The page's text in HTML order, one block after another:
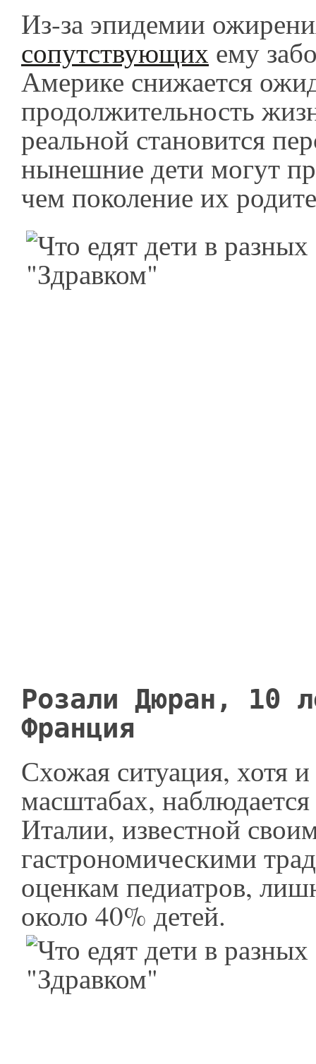
Из-за эпидемии
сопутствующих ему
Америке снижается
продолжительность
реальной становится
нынешние дети могут
чем поколение их
Розали Дюран, 10
Франция
Схожая ситуация, хотя
масштабах,
Италии, известной
гастрономическими
оценкам педиатров,
около 40% детей.